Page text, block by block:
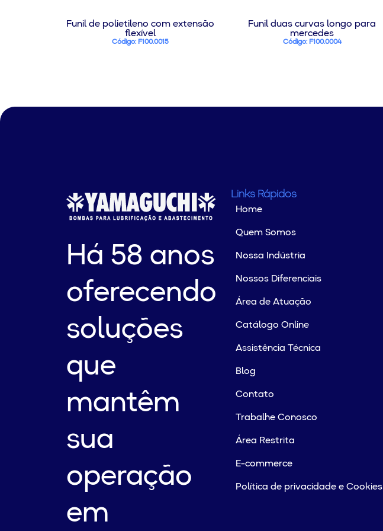
Funil de polietileno com extensão
flexível
Código: F100.0015
Funil duas curvas longo para
mercedes
Código: F100.0004
Há 58 anos
oferecendo
soluções
que
mantêm
sua
operação
em
Links Rápidos
Home
Quem Somos
Nossa Indústria
Nossos Diferenciais
Área de Atuação
Catálogo Online
Assistência Técnica
Blog
Contato
Trabalhe Conosco
Área Restrita
E-commerce
Política de privacidade e Cookies